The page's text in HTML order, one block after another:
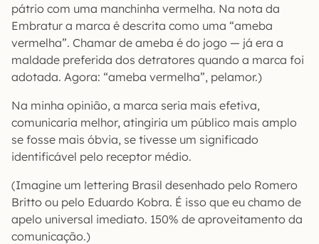
pátrio com uma manchinha vermelha. Na nota da
Embratur a marca é descrita como uma “ameba
vermelha”. Chamar de ameba é do jogo — já era a
maldade preferida dos detratores quando a marca foi
adotada. Agora: “ameba vermelha”, pelamor.)
Na minha opinião, a marca seria mais efetiva,
comunicaria melhor, atingiria um público mais amplo
se fosse mais óbvia, se tivesse um significado
identificável pelo receptor médio.
(Imagine um lettering Brasil desenhado pelo Romero
Britto ou pelo Eduardo Kobra. É isso que eu chamo de
apelo universal imediato. 150% de aproveitamento da
comunicação.)